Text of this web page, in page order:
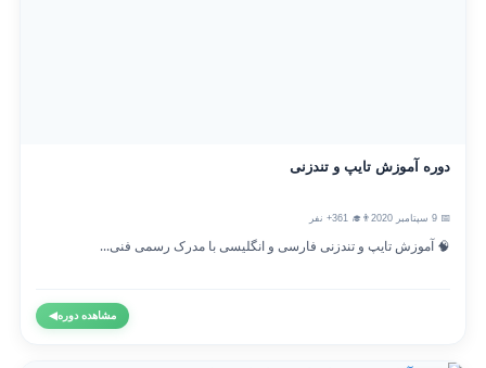
دوره آموزش تایپ و تندزنی
👨‍🎓 361+ نفر
🧠 آموزش تایپ و تندزنی فارسی و انگلیسی با مدرک رسمی فنی...
مشاهده دوره◀